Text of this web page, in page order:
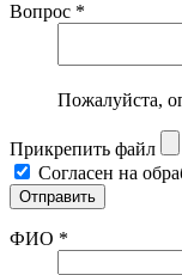
Вопрос *
Пожалуйста,
Прикрепить файл
Согласен на
ФИО *